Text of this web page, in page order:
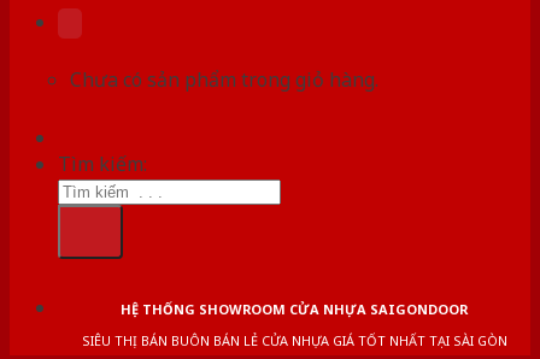
Chưa có sản phẩm trong giỏ hàng.
Tìm kiếm:
HỆ THỐNG SHOWROOM CỬA NHỰA SAIGONDOOR
SIÊU THỊ BÁN BUÔN BÁN LẺ CỬA NHỰA GIÁ TỐT NHẤT TẠI SÀI GÒN